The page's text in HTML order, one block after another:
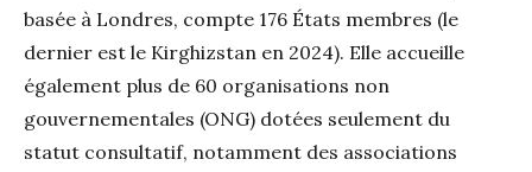
basée à Londres, compte 176 États membres (le
dernier est le Kirghizstan en 2024). Elle accueille
également plus de 60 organisations non
gouvernementales (ONG) dotées seulement du
statut consultatif, notamment des associations